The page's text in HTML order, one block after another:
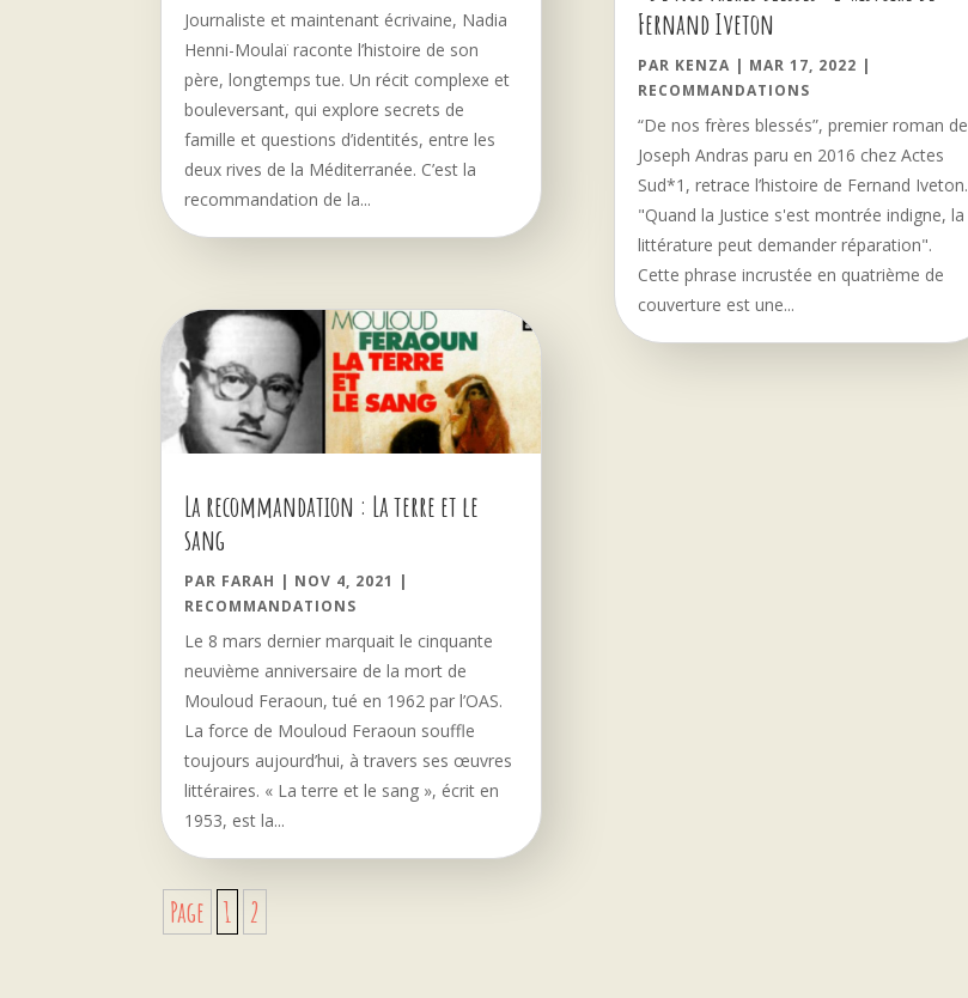
Journaliste et maintenant écrivaine, Nadia
Henni-Moulaï raconte l’histoire de son
père, longtemps tue. Un récit complexe et
bouleversant, qui explore secrets de
famille et questions d’identités, entre les
deux rives de la Méditerranée. C’est la
recommandation de la...
La recommandation : La terre et le
sang
PAR FARAH | NOV 4, 2021 |
RECOMMANDATIONS
Le 8 mars dernier marquait le cinquante
neuvième anniversaire de la mort de
Mouloud Feraoun, tué en 1962 par l’OAS.
La force de Mouloud Feraoun souffle
toujours aujourd’hui, à travers ses œuvres
littéraires. « La terre et le sang », écrit en
1953, est la...
Fernand Iveton
PAR KENZA MAR 17, 2022
RECOMMANDATIONS
“De nos frères blessés”, premier roman de
Joseph Andras paru en 2016 chez Actes
Sud*1, retrace l’histoire de Fernand Iveton.
"Quand la Justice s'est montrée indigne, la
littérature peut demander réparation".
Cette phrase incrustée en quatrième de
couverture est une...
Page 1 2